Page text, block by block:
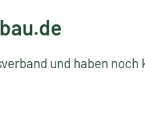
und haben